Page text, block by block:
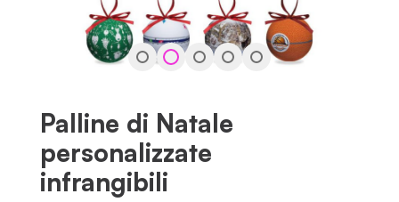
Palline di Natale
personalizzate
infrangibili